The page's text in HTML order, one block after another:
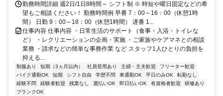
勤務時間詳細 週2日/1日8時間～ シフト制 ※ 時短や曜日固定などの希
望もご相談ください！ 勤務時間例 早番 7：00～16：00（休憩1時
間） 日勤 9：00～18：00（休憩1時間） 遅番 1...
仕事内容 仕事内容 ・日常生活のサポート（食事・入浴・トイレな
ど） ・レクリエーションの企画・実施 ・ご家族やケアマネとの相談
業務 ・請求などの簡単な事務作業 など スタッフ1人ひとりの負担を
抑える...
制服あり 短期（3ヵ月以内） 社員登用あり 主婦・主夫歓迎
フリーター歓迎
バイク通勤OK
短期 シフト自由 学歴不問 車通勤OK 平日のみOK
転勤なし
経験不問
経験者歓迎 残業なし 週払いOK 即日払いOK 有資格者歓迎
研修あり
ブランクOK